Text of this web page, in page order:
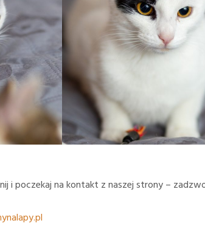
i poczekaj na kontakt z naszej strony –